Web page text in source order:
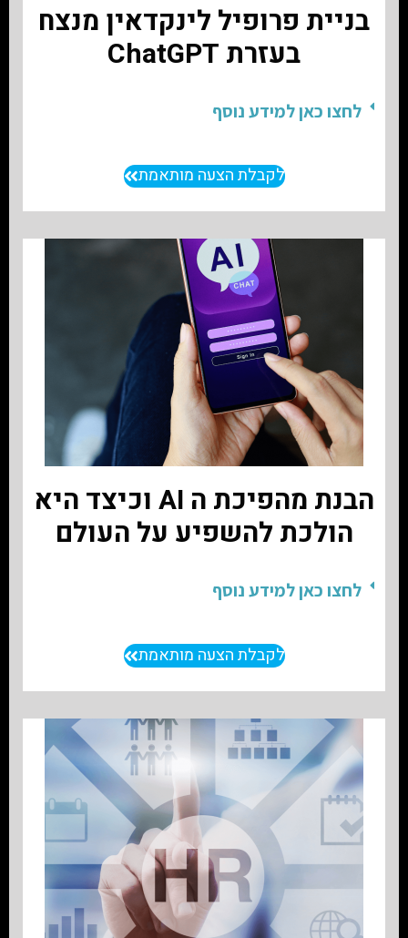
בניית פרופיל לינקדאין מנצח
בעזרת ChatGPT
לחצו כאן למידע נוסף
לקבלת הצעה מותאמת
הבנת מהפיכת ה AI וכיצד היא
הולכת להשפיע על העולם
לחצו כאן למידע נוסף
לקבלת הצעה מותאמת